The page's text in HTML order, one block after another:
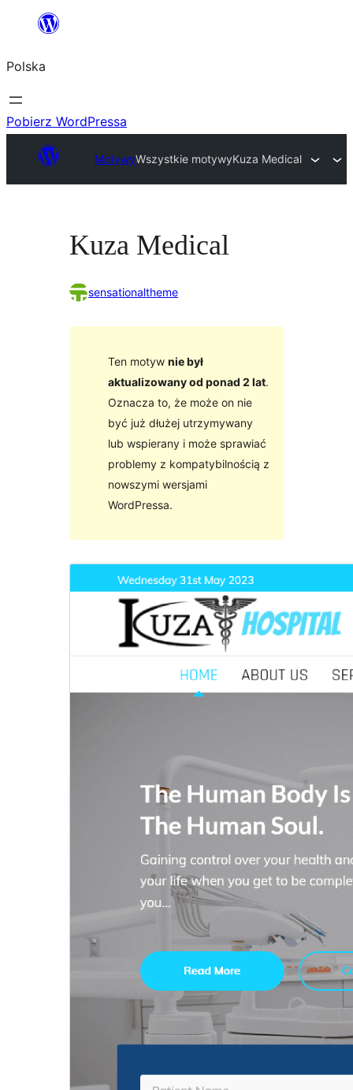
Przejdź
treści
Polska
Pobierz WordPressa
MotywyWszystkie motywyKuza Medical
Kuza Medical
sensationaltheme
Ten motyw nie był
aktualizowany od ponad 2 lat.
Oznacza to, że może on nie
być już dłużej utrzymywany
lub wspierany i może sprawiać
problemy z kompatybilnością z
nowszymi wersjami
WordPressa.